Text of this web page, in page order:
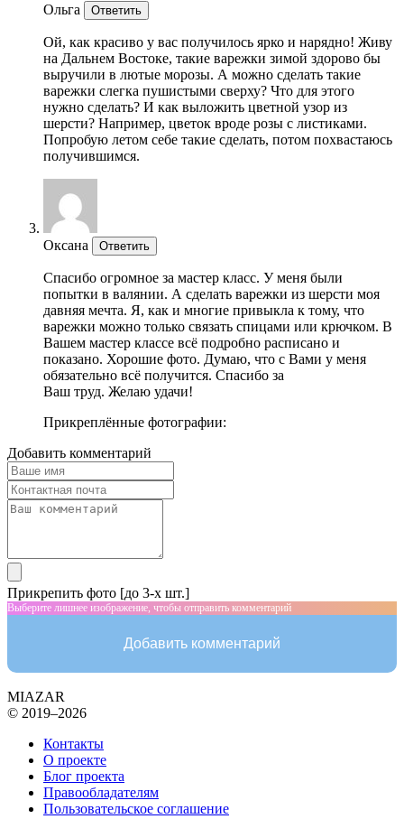
Ольга Ответить
Ой, как красиво у вас получилось ярко и нарядно! Живу
на Дальнем Востоке, такие варежки зимой здорово бы
выручили в лютые морозы. А можно сделать такие
варежки слегка пушистыми сверху? Что для этого
нужно сделать? И как выложить цветной узор из
шерсти? Например, цветок вроде розы с листиками.
Попробую летом себе такие сделать, потом похвастаюсь
получившимся.
Оксана Ответить
Спасибо огромное за мастер класс. У меня были
попытки в валянии. А сделать варежки из шерсти моя
давняя мечта. Я, как и многие привыкла к тому, что
варежки можно только связать спицами или крючком. В
Вашем мастер классе всё подробно расписано и
показано. Хорошие фото. Думаю, что с Вами у меня
обязательно всё получится. Спасибо за
Ваш труд. Желаю удачи!
Прикреплённые фотографии:
Добавить комментарий
Прикрепить фото [до 3-х шт.]
Выберите лишнее изображение, чтобы отправить комментарий
Добавить комментарий
MIAZAR
© 2019–2026
Контакты
О проекте
Блог проекта
Правообладателям
Пользовательское соглашение